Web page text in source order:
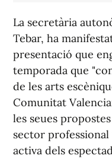
La secretària
Tebar, ha
presentació que
temporada que
de les arts
Comunitat
les seues
sector
activa dels